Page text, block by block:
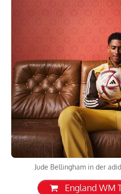
Jude Bellingham in der
England WM